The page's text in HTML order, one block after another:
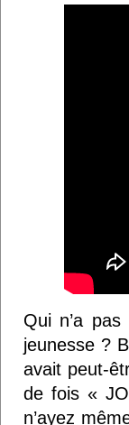
Qui n’a
jeunesse ?
avait peut-
de fois «
n’ayez